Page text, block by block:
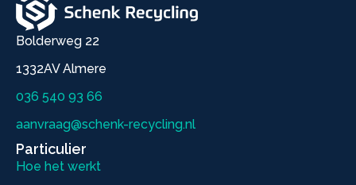
Bolderweg 22
1332AV Almere
036 540 93 66
aanvraag@schenk-recycling.nl
Particulier
Hoe het werkt